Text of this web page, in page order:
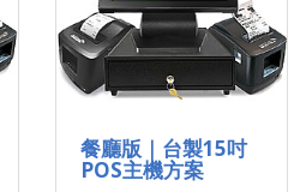
餐廳版｜台製15吋
POS主機方案